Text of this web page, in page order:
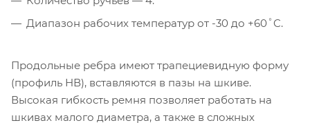
Диапазон рабочих температур от -30 до +60˚C.
Продольные ребра имеют трапециевидную форму
(профиль НВ), вставляются в пазы на шкиве.
Высокая гибкость ремня позволяет работать на
шкивах малого диаметра, а также в сложных